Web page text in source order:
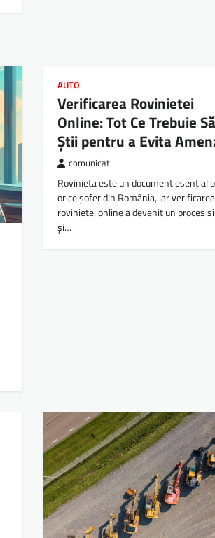
AUTO
Verificarea Rovinietei
Online: Tot Ce Trebuie Să
Știi pentru a Evita
comunicat
Rovinieta este un document esențial
orice șofer din România, iar verificarea
rovinietei online a devenit un proces
și…